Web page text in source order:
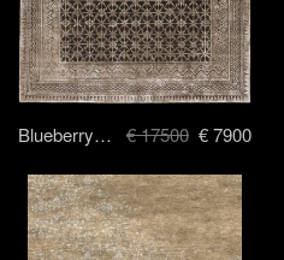
Blueberry - 250 x 300 cm € 17500 € 7900